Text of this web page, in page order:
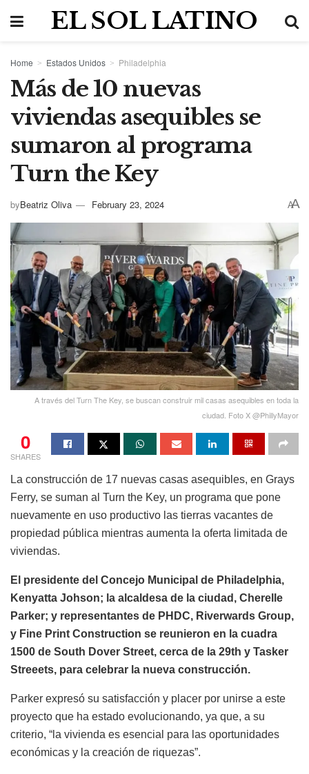
EL SOL LATINO
Home Estados Unidos Philadelphia
Más de 10 nuevas
viviendas asequibles se
sumaron al programa
Turn the Key
byBeatriz Oliva February 23, 2024 AA
A través del Turn The Key, se buscan construir mil casas asequibles en toda la
ciudad. Foto X @PhillyMayor
0
SHARES
La construcción de 17 nuevas casas asequibles, en Grays
Ferry, se suman al Turn the Key, un programa que pone
nuevamente en uso productivo las tierras vacantes de
propiedad pública mientras aumenta la oferta limitada de
viviendas.
El presidente del Concejo Municipal de Philadelphia,
Kenyatta Johson; la alcaldesa de la ciudad, Cherelle
Parker; y representantes de PHDC, Riverwards Group,
y Fine Print Construction se reunieron en la cuadra
1500 de South Dover Street, cerca de la 29th y Tasker
Streeets, para celebrar la nueva construcción.
Parker expresó su satisfacción y placer por unirse a este
proyecto que ha estado evolucionando, ya que, a su
criterio, “la vivienda es esencial para las oportunidades
económicas y la creación de riquezas”.